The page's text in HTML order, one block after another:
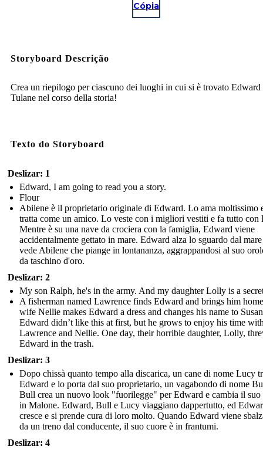
Cópia
Storyboard Descrição
Crea un riepilogo per ciascuno dei luoghi in cui si è trovato Edward
Tulane nel corso della storia!
Texto do Storyboard
Deslizar: 1
Edward, I am going to read you a story.
Flour
Abilene è il proprietario originale di Edward. Lo ama moltissimo
tratta come un amico. Lo veste con i migliori vestiti e fa tutto con
Mentre è su una nave da crociera con la famiglia, Edward viene
accidentalmente gettato in mare. Edward alza lo sguardo dal mare
vede Abilene che piange in lontananza, aggrappandosi al suo
da taschino d'oro.
Deslizar: 2
My son Ralph, he's in the army. And my daughter Lolly is a
A fisherman named Lawrence finds Edward and brings him
wife Nellie makes Edward a dress and changes his name to
Edward didn’t like this at first, but he grows to enjoy his time
Lawrence and Nellie. One day, their horrible daughter, Lolly,
Edward in the trash.
Deslizar: 3
Dopo chissà quanto tempo alla discarica, un cane di nome Lucy
Edward e lo porta dal suo proprietario, un vagabondo di nome
Bull crea un nuovo look "fuorilegge" per Edward e cambia il suo
in Malone. Edward, Bull e Lucy viaggiano dappertutto, ed
cresce e si prende cura di loro molto. Quando Edward viene
da un treno dal conducente, il suo cuore è in frantumi.
Deslizar: 4